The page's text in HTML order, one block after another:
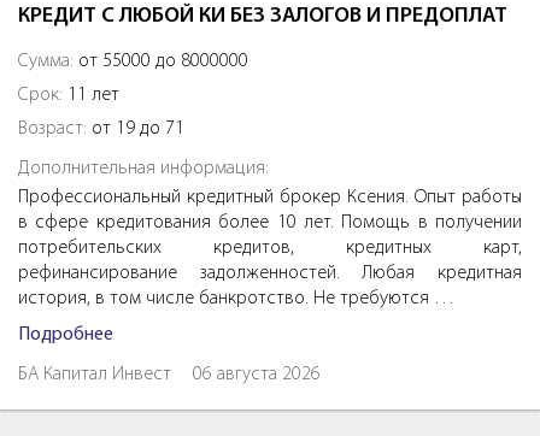
КРЕДИТ С ЛЮБОЙ КИ БЕЗ ЗАЛОГОВ И ПРЕДОПЛАТ
Сумма: от 55000 до 8000000
Срок: 11 лет
Возраст: от 19 до 71
Дополнительная информация:
Профессиональный кредитный брокер Ксения. Опыт работы
в сфере кредитования более 10 лет. Помощь в получении
потребительских кредитов, кредитных карт,
рефинансирование задолженностей. Любая кредитная
история, в том числе банкротство. Не требуются …
Подробнее
БА Капитал Инвест 06 августа 2026